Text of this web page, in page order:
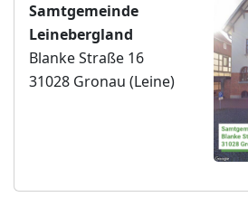
Samtgemeinde
Leinebergland
Blanke Straße 16
31028 Gronau (Leine)